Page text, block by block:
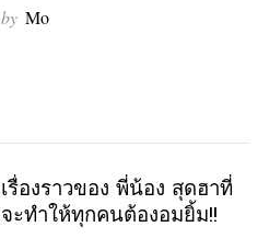
by Mo
เรื่องราวของ พี่น้อง สุดฮาที่
จะทำให้ทุกคนต้องอมยิ้ม!!